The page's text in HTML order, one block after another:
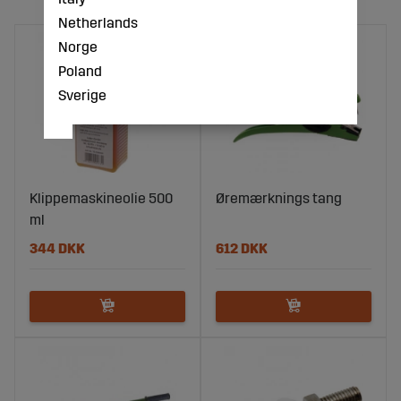
Klippemaskineolie 500
ml
344 DKK
Øremærknings tang
612 DKK
Netherlands
Norge
Poland
Sverige